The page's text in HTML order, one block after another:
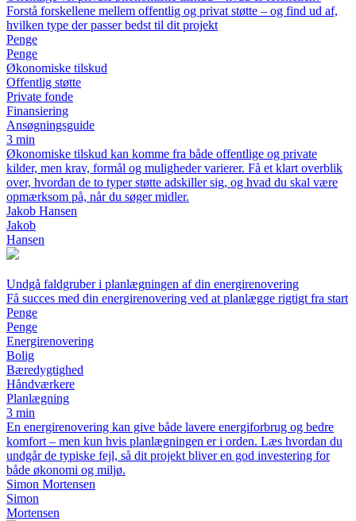
Forstå forskellene mellem offentlig og privat støtte – og find ud af,
hvilken type der passer bedst til dit projekt
Penge
Penge
Økonomiske tilskud
Offentlig støtte
Private fonde
Finansiering
Ansøgningsguide
3 min
Økonomiske tilskud kan komme fra både offentlige og private
kilder, men krav, formål og muligheder varierer. Få et klart overblik
over, hvordan de to typer støtte adskiller sig, og hvad du skal være
opmærksom på, når du søger midler.
Jakob Hansen
Jakob
Hansen
Undgå faldgruber i planlægningen af din energirenovering
Få succes med din energirenovering ved at planlægge rigtigt fra start
Penge
Penge
Energirenovering
Bolig
Bæredygtighed
Håndværkere
Planlægning
3 min
En energirenovering kan give både lavere energiforbrug og bedre
komfort – men kun hvis planlægningen er i orden. Læs hvordan du
undgår de typiske fejl, så dit projekt bliver en god investering for
både økonomi og miljø.
Simon Mortensen
Simon
Mortensen